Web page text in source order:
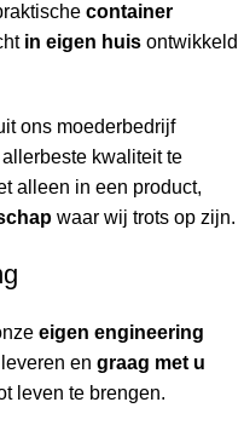
container
in eigen huis ontwikkeld
ons moederbedrijf
kwaliteit te
alleen in een product,
waar wij trots op zijn.
eigen engineering
leveren en graag met u
leven te brengen.